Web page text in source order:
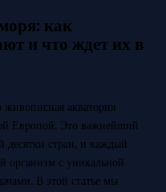
как
и что ждет их в
акватория
Европой. Это важнейший
десятки стран, и каждый
организм с уникальной
В этой статье мы